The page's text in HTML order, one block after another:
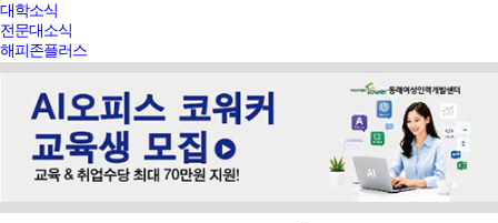
대학소식
전문대소식
해피존플러스